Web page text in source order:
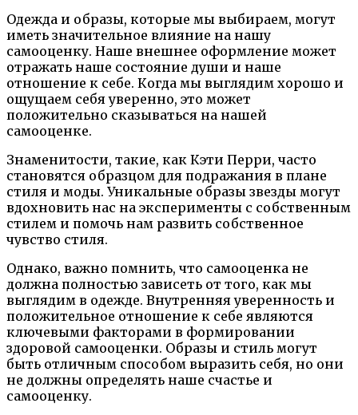
Одежда и образы, которые мы выбираем, могут
иметь значительное влияние на нашу
самооценку. Наше внешнее оформление может
отражать наше состояние души и наше
отношение к себе. Когда мы выглядим хорошо и
ощущаем себя уверенно, это может
положительно сказываться на нашей
самооценке.
Знаменитости, такие, как Кэти Перри, часто
становятся образцом для подражания в плане
стиля и моды. Уникальные образы звезды могут
вдохновить нас на эксперименты с собственным
стилем и помочь нам развить собственное
чувство стиля.
Однако, важно помнить, что самооценка не
должна полностью зависеть от того, как мы
выглядим в одежде. Внутренняя уверенность и
положительное отношение к себе являются
ключевыми факторами в формировании
здоровой самооценки. Образы и стиль могут
быть отличным способом выразить себя, но они
не должны определять наше счастье и
самооценку.